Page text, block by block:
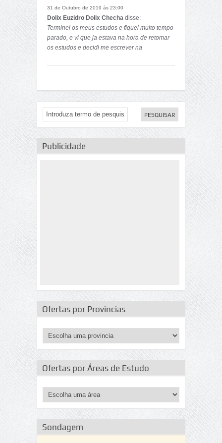
31 de Outubro de 2019 às 23:00
Dolix Euzidro Dolix Checha disse:
Terminei os meus estudos e fiquei muito tempo
parado, e vi que ja estava na hora de retomar
os estudos e decidi me escrever na
Publicidade
Ofertas por Provincias
Ofertas por Áreas de Estudo
Sondagem